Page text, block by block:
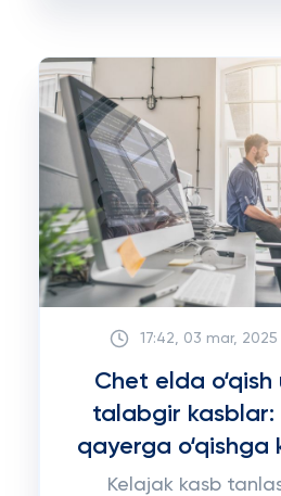
17:42, 03 mar, 2025
Chet elda o‘qish
talabgir kasblar:
qayerga o‘qishga
Kelajak kasb